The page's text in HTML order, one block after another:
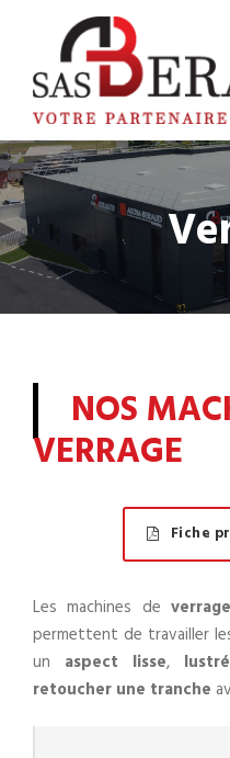
NOS
VERRAGE
Fiche
Les machines de verrage
permettent de travailler
un aspect lisse, lustré
retoucher une tranche